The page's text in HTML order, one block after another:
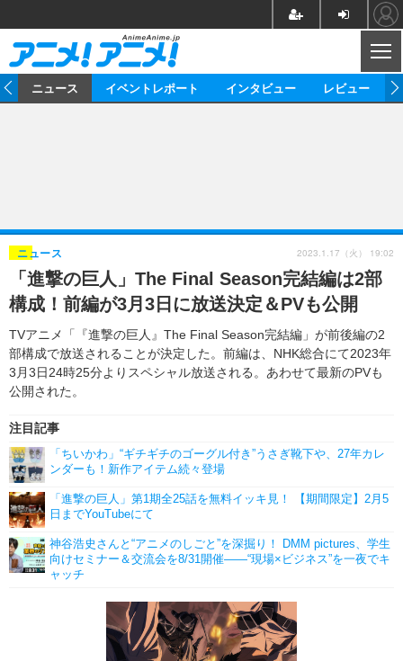
ゲーム グッズ
イベント 海外
海外イベント ビジネス
俳優・タレント アーティスト
ビジネス
アニメ 実写
書評 イベント
ゲーム 座談会
動画
アニメ！アニメ！TV ABEMA Cafe
ニュース イベントレポート インタビュー レビュー
「進撃の巨人」The Final Season完結編は2部
構成！前編が3月3日に放送決定＆PVも公開
TVアニメ「『進撃の巨人』The Final Season完結編」が前後編の2
部構成で放送されることが決定した。前編は、NHK総合にて2023年
3月3日24時25分よりスペシャル放送される。あわせて最新のPVも
公開された。
ニュース
注目記事
「ちいかわ」“ギチギチのゴーグル付き”うさぎ靴下や、27年カレ
ンダーも！新作アイテム続々登場
「進撃の巨人」第1期全25話を無料イッキ見！ 【期間限定】2月5
日までYouTubeにて
神谷浩史さんと“アニメのしごと”を深掘り！ DMM pictures、学生
向けセミナー＆交流会を8/31開催――“現場×ビジネス”を一夜でキ
ャッチ
2023.1.17（火） 19:02